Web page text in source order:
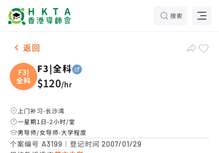
搜索
男-1名 F3|全科，长沙湾 补习推介
返回
F3|
全科
F3|全科
$120/hr
上门补习-长沙湾
一星期1日-2小时/堂
男导师/女导师-大学程度
个案编号 A3199 ｜登记时间 2007/01/29